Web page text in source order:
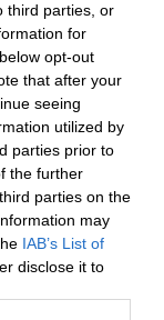
third parties, or
for
opt-out
that after your
seeing
utilized by
parties prior to
the further
parties on the
may
IAB’s List of
disclose it to
Adnoddau